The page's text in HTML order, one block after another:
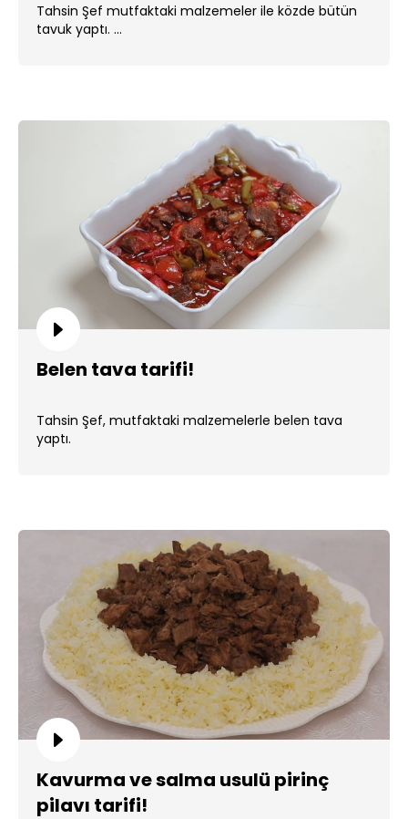
Tahsin Şef mutfaktaki malzemeler ile közde bütün
tavuk yaptı. ...
Belen tava tarifi!
Tahsin Şef, mutfaktaki malzemelerle belen tava
yaptı.
Kavurma ve salma usulü pirinç
pilavı tarifi!